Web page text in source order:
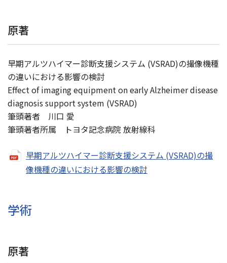
原著
早期アルツハイマー診断支援システム (VSRAD)の撮像機種
の違いにおける影響の検討
Effect of imaging equipment on early Alzheimer disease
diagnosis support system (VSRAD)
筆頭著者 川口 愛
筆頭著者所属 トヨタ記念病院 放射線科
早期アルツハイマー診断支援システム (VSRAD)の撮
像機種の違いにおける影響の検討
学術
原著